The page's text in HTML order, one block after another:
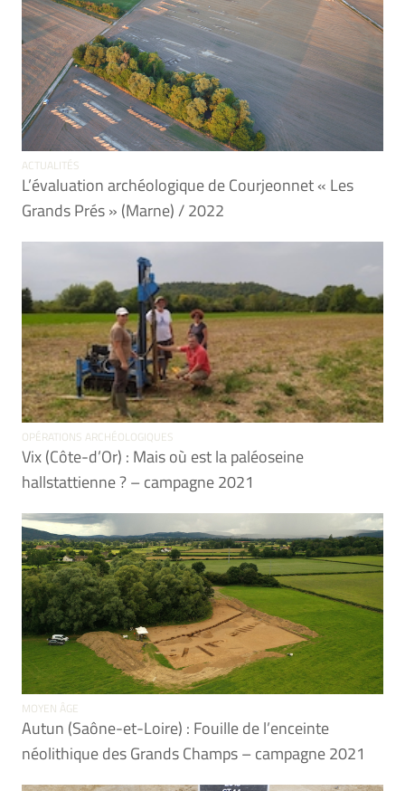
ACTUALITÉS
L’évaluation archéologique de Courjeonnet « Les
Grands Prés » (Marne) / 2022
OPÉRATIONS ARCHÉOLOGIQUES
Vix (Côte-d’Or) : Mais où est la paléoseine
hallstattienne ? – campagne 2021
MOYEN ÂGE
Autun (Saône-et-Loire) : Fouille de l’enceinte
néolithique des Grands Champs – campagne 2021